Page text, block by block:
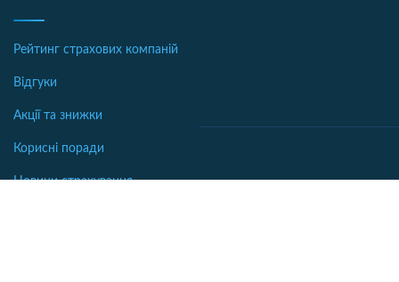
Рейтинг страхових компаній
Відгуки
Акції та знижки
Корисні поради
Новини страхування